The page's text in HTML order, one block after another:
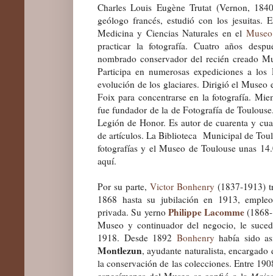
Charles Louis Eugène Trutat (Vernon,
geólogo francés, estudió con los jesuitas.
Medicina y Ciencias Naturales en el
practicar la fotografía. Cuatro años
nombrado conservador del recién creado
Participa en numerosas expediciones a
evolución de los glaciares. Dirigió el Museo
Foix para concentrarse en la fotografía.
fue fundador de la de Fotografía de
Legión de Honor. Es autor de cuarenta y
de artículos. La Biblioteca Municipal de
fotografías y el Museo de Toulouse unas
aquí.
Por su parte, Victor Bonhenry (1837-1913)
1868 hasta su jubilación en 1913,
privada.Su yerno Philippe Lacomme
Museo y continuador del negocio, le
1918. Desde 1892 Bonhenry había sido
Montlezun, ayudante naturalista,
la conservación de las colecciones. Entre